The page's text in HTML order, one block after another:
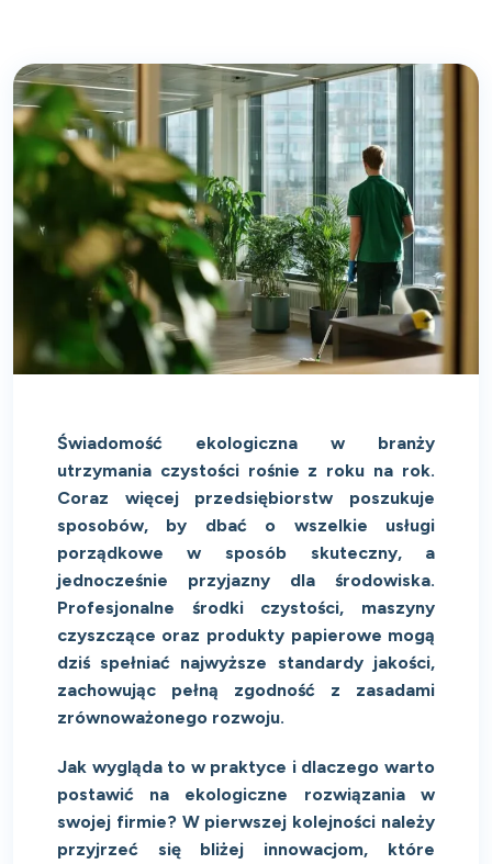
Świadomość ekologiczna w branży
utrzymania czystości rośnie z roku na rok.
Coraz więcej przedsiębiorstw poszukuje
sposobów, by dbać o wszelkie usługi
porządkowe w sposób skuteczny, a
jednocześnie przyjazny dla środowiska.
Profesjonalne środki czystości, maszyny
czyszczące oraz produkty papierowe mogą
dziś spełniać najwyższe standardy jakości,
zachowując pełną zgodność z zasadami
zrównoważonego rozwoju.
Jak wygląda to w praktyce i dlaczego warto
postawić na ekologiczne rozwiązania w
swojej firmie? W pierwszej kolejności należy
przyjrzeć się bliżej innowacjom, które